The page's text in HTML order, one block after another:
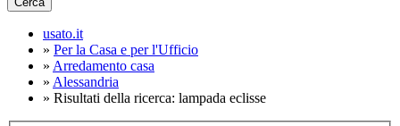
usato.it
» Per la Casa e per l'Ufficio
» Arredamento casa
» Alessandria
» Risultati della ricerca: lampada eclisse